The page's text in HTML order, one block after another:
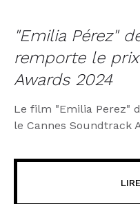
"Emilia Pérez"
remporte le
Awards 2024
Le film "Emilia Perez"
le Cannes Soundtrack